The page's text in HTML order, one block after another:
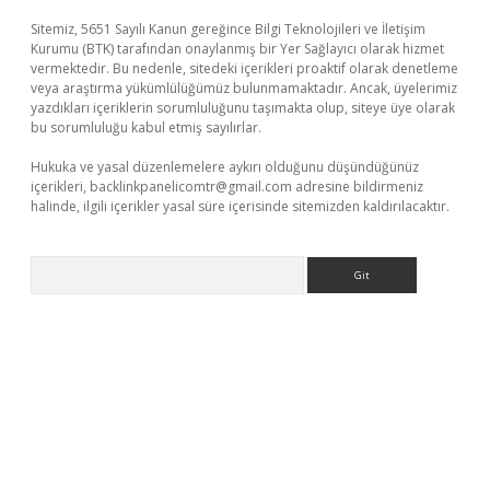
Sitemiz, 5651 Sayılı Kanun gereğince Bilgi Teknolojileri ve İletişim
Kurumu (BTK) tarafından onaylanmış bir Yer Sağlayıcı olarak hizmet
vermektedir. Bu nedenle, sitedeki içerikleri proaktif olarak denetleme
veya araştırma yükümlülüğümüz bulunmamaktadır. Ancak, üyelerimiz
yazdıkları içeriklerin sorumluluğunu taşımakta olup, siteye üye olarak
bu sorumluluğu kabul etmiş sayılırlar.
Hukuka ve yasal düzenlemelere aykırı olduğunu düşündüğünüz
içerikleri, backlinkpanelicomtr@gmail.com adresine bildirmeniz
halinde, ilgili içerikler yasal süre içerisinde sitemizden kaldırılacaktır.